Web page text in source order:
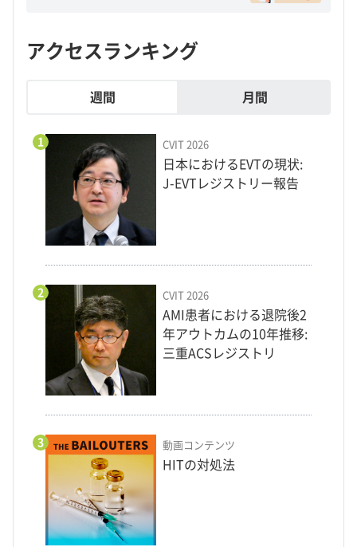
アクセスランキング
週間 月間
1 CVIT 2026
日本におけるEVTの現状:
J-EVTレジストリー報告
2 CVIT 2026
AMI患者における退院後2
年アウトカムの10年推移:
三重ACSレジストリ
3 動画コンテンツ
HITの対処法